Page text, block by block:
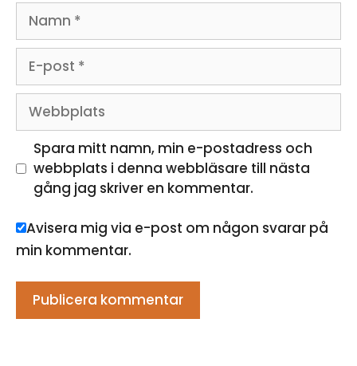
Namn
post
Webbplats
Spara mitt namn, min e-postadress och
webbplats i denna webbläsare till nästa
gång jag skriver en kommentar.
Avisera mig via e-post om någon svarar på
min kommentar.